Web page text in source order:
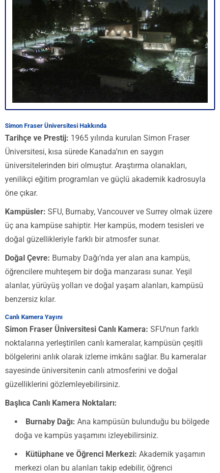
Simon Fraser Üniversitesi Hakkında
Tarihçe ve Prestij: 1965 yılında kurulan Simon Fraser
Üniversitesi, kısa sürede Kanada’nın en saygın
üniversitelerinden biri olmuştur. Araştırma olanakları,
yenilikçi eğitim programları ve güçlü akademik kadrosuyla
öne çıkar.
Kampüsler: SFU, Burnaby, Vancouver ve Surrey olmak üzere
üç ana kampüse sahiptir. Her kampüs, modern tesisleri ve
doğal güzellikleriyle farklı bir atmosfer sunar.
Doğal Çevre: Burnaby Dağı’nda yer alan ana kampüs,
öğrencilere muhteşem bir doğa manzarası sunar. Yeşil
alanlar, yürüyüş yolları ve doğal yaşam alanları, kampüsü
benzersiz kılar.
Canlı Kamera Yayını
Simon Fraser Üniversitesi Canlı Kamera: SFU’nun farklı
noktalarına yerleştirilen canlı kameralar, kampüsün çeşitli
bölgelerini anlık olarak izleme imkânı sağlar. Bu kameralar
sayesinde üniversitenin canlı atmosferini ve doğal
güzelliklerini gözlemleyebilirsiniz.
Başlıca Canlı Kamera Noktaları:
Burnaby Dağı: Ana kampüsün bulunduğu bu bölgede
doğa ve kampüs yaşamını izleyebilirsiniz.
Kütüphane ve Öğrenci Merkezi: Akademik yaşamın
merkezi olan bu alanları takip edebilir, öğrenci